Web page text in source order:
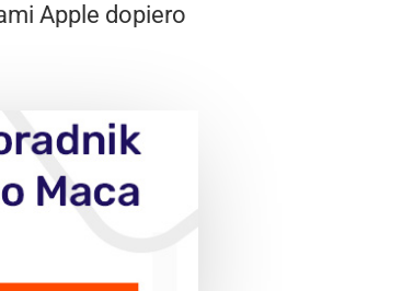
Apple dopiero